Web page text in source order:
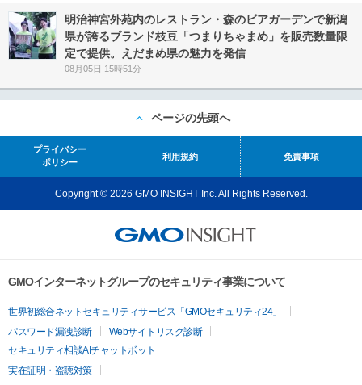
明治神宮外苑内のレストラン・森のビアガーデンで新潟
県が誇るブランド枝豆「つまりちゃまめ」を販売数量限
定で提供。えだまめ県の魅力を発信
08月05日 15時51分
ページの先頭へ
プライバシー
ポリシー
利用規約 免責事項
Copyright © 2026 GMO INSIGHT Inc. All Rights Reserved.
GMOインターネットグループのセキュリティ事業について
世界初総合ネットセキュリティサービス「GMOセキュリティ24」
パスワード漏洩診断
Webサイトリスク診断
セキュリティ相談AIチャットボット
実在証明・盗聴対策